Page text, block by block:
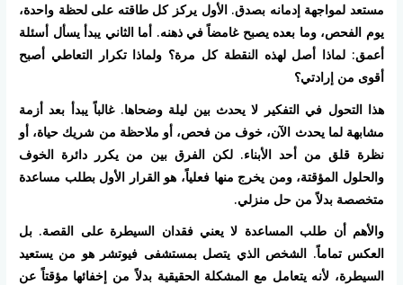
مستعد لمواجهة إدمانه بصدق. الأول يركز كل طاقته على لحظة واحدة،
يوم الفحص، وما بعده يصبح غامضاً في ذهنه. أما الثاني يبدأ يسأل أسئلة
أعمق: لماذا أصل لهذه النقطة كل مرة؟ ولماذا تكرار التعاطي أصبح
أقوى من إرادتي؟
هذا التحول في التفكير لا يحدث بين ليلة وضحاها. غالباً يبدأ بعد أزمة
مشابهة لما يحدث الآن، خوف من فحص، أو ملاحظة من شريك حياة، أو
نظرة قلق من أحد الأبناء. لكن الفرق بين من يكرر دائرة الخوف
والحلول المؤقتة، ومن يخرج منها فعلياً، هو القرار الأول بطلب مساعدة
متخصصة بدلاً من حل منزلي.
والأهم أن طلب المساعدة لا يعني فقدان السيطرة على القصة. بل
العكس تماماً. الشخص الذي يتصل بمستشفى فيوتشر هو من يستعيد
السيطرة، لأنه يتعامل مع المشكلة الحقيقية بدلاً من إخفائها مؤقتاً عن